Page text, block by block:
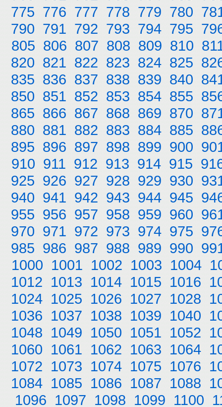
775 776 777 778 779 780
790 791 792 793 794 795
805 806 807 808 809 810
820 821 822 823 824 825
835 836 837 838 839 840
850 851 852 853 854 855
865 866 867 868 869 870
880 881 882 883 884 885
895 896 897 898 899 900
910 911 912 913 914 915
925 926 927 928 929 930
940 941 942 943 944 945
955 956 957 958 959 960
970 971 972 973 974 975
985 986 987 988 989 990
1000 1001 1002 1003 1004
1012 1013 1014 1015 1016
1024 1025 1026 1027 1028
1036 1037 1038 1039 1040
1048 1049 1050 1051 1052
1060 1061 1062 1063 1064
1072 1073 1074 1075 1076
1084 1085 1086 1087 1088
1096 1097 1098 1099 1100